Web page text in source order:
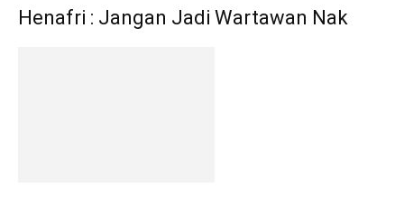
Henafri : Jangan Jadi Wartawan Nak